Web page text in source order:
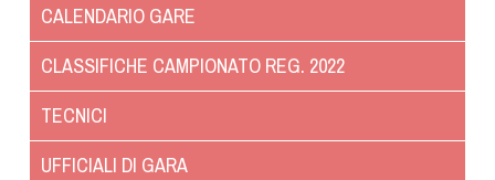
CALENDARIO GARE
CLASSIFICHE CAMPIONATO REG. 2022
TECNICI
UFFICIALI DI GARA
Nosework
Obedience
Retriever Sport